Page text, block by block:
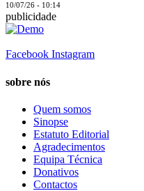
10/07/26 - 10:14
publicidade
Facebook Instagram
sobre nós
Quem somos
Sinopse
Estatuto Editorial
Agradecimentos
Equipa Técnica
Donativos
Contactos